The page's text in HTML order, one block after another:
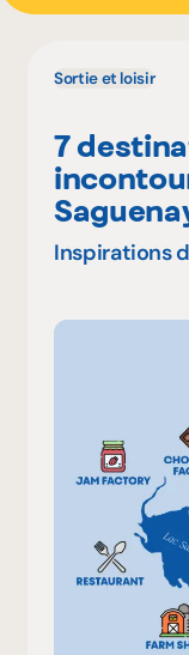
Sortie et loisir
7
Inspirations